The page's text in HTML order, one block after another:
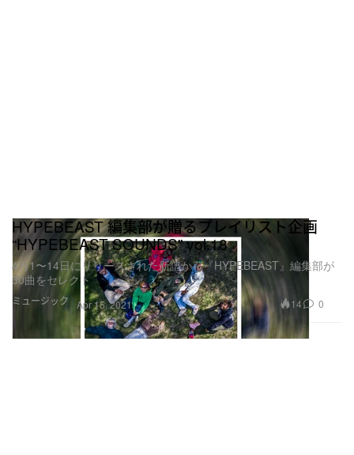
ミュージック
HYPEBEAST 編集部が贈るプレイリスト企画
“HYPEBEAST SOUNDS” vol.18
4月1〜14日にリリースされた新譜から『HYPEBEAST』編集部が
30曲をセレクト
Apr 15, 2021 14 0